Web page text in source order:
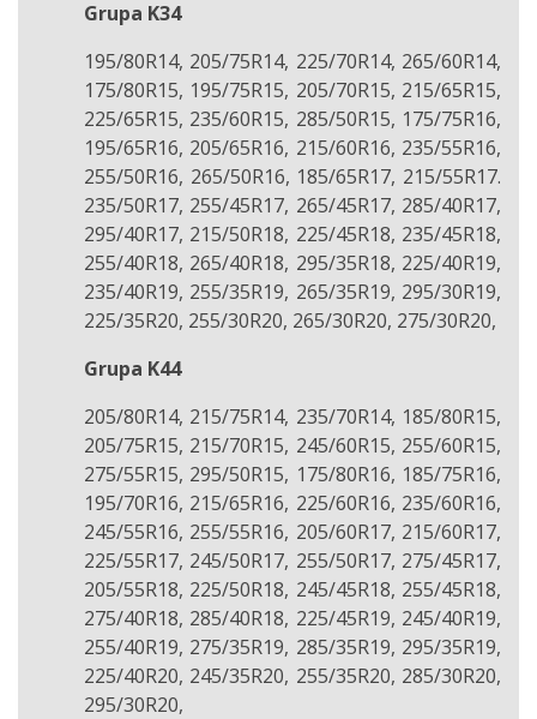
Grupa K34
195/80R14, 205/75R14, 225/70R14, 265/60R14,
175/80R15, 195/75R15, 205/70R15, 215/65R15,
225/65R15, 235/60R15, 285/50R15, 175/75R16,
195/65R16, 205/65R16, 215/60R16, 235/55R16,
255/50R16, 265/50R16, 185/65R17, 215/55R17.
235/50R17, 255/45R17, 265/45R17, 285/40R17,
295/40R17, 215/50R18, 225/45R18, 235/45R18,
255/40R18, 265/40R18, 295/35R18, 225/40R19,
235/40R19, 255/35R19, 265/35R19, 295/30R19,
225/35R20, 255/30R20, 265/30R20, 275/30R20,
Grupa K44
205/80R14, 215/75R14, 235/70R14, 185/80R15,
205/75R15, 215/70R15, 245/60R15, 255/60R15,
275/55R15, 295/50R15, 175/80R16, 185/75R16,
195/70R16, 215/65R16, 225/60R16, 235/60R16,
245/55R16, 255/55R16, 205/60R17, 215/60R17,
225/55R17, 245/50R17, 255/50R17, 275/45R17,
205/55R18, 225/50R18, 245/45R18, 255/45R18,
275/40R18, 285/40R18, 225/45R19, 245/40R19,
255/40R19, 275/35R19, 285/35R19, 295/35R19,
225/40R20, 245/35R20, 255/35R20, 285/30R20,
295/30R20,